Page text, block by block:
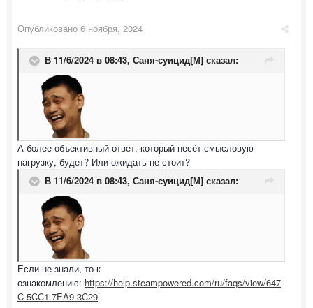
Опубликовано 6 ноября, 2024
В 11/6/2024 в 08:43, Саня-суицид[М] сказал:
А более объективный ответ, который несёт смысловую
нагрузку, будет? Или ожидать не стоит?
В 11/6/2024 в 08:43, Саня-суицид[М] сказал:
Если не знали, то к
ознакомлению: https://help.steampowered.com/ru/faqs/view/647
C-5CC1-7EA9-3C29